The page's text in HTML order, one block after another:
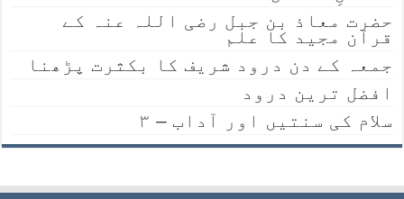
حضرت معاذ بن جبل رضی اللہ عنہ کے
قرآن مجید کا علم
جمعہ کے دن درود شریف کا بکثرت پڑھنا
افضل ترین درود
سلام کی سنتیں اور آداب – ۳